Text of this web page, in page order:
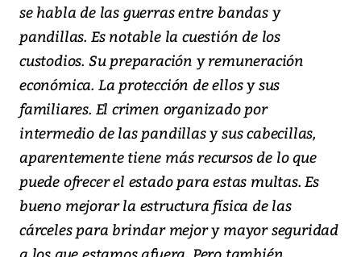
se habla de las guerras entre bandas y
pandillas. Es notable la cuestión de los
custodios. Su preparación y remuneración
económica. La protección de ellos y sus
familiares. El crimen organizado por
intermedio de las pandillas y sus cabecillas,
aparentemente tiene más recursos de lo que
puede ofrecer el estado para estas multas. Es
bueno mejorar la estructura física de las
cárceles para brindar mejor y mayor seguridad